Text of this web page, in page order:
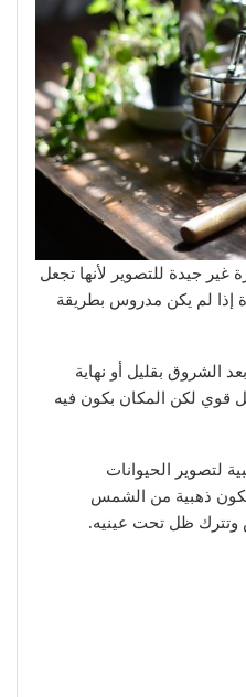
جيدة للتصوير لأنها تجعل
إذا لم يكن مدروس بطريقة
الشروق بقليل أو نهاية
قوي لكن المكان بكون فيه
لتصوير الحيوانات
ذهبية من الشمس
وتترك ظل تحت عينيه.